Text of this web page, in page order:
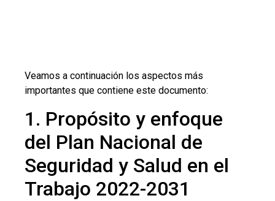
Veamos a continuación los aspectos más
importantes que contiene este documento:
1. Propósito y enfoque
del Plan Nacional de
Seguridad y Salud en el
Trabajo 2022-2031